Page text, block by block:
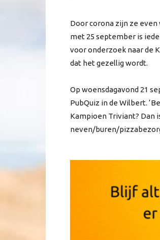
Door corona zijn ze
met 25 september is
voor onderzoek naar de
dat het gezellig wordt.
Op woensdagavond 21
PubQuiz in de Wilbert.
Kampioen Triviant? Dan
neven/buren/